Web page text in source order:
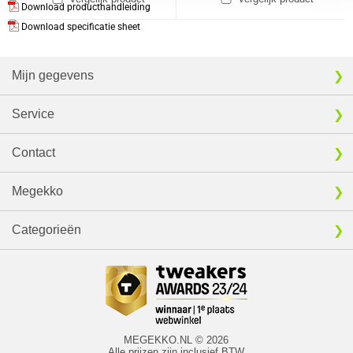
Download producthandleiding
Download specificatie sheet
Mijn gegevens
Service
Contact
Megekko
Categorieën
MEGEKKO.NL © 2026